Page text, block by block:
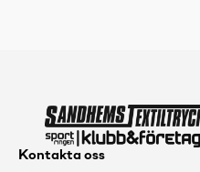
Kontakta oss